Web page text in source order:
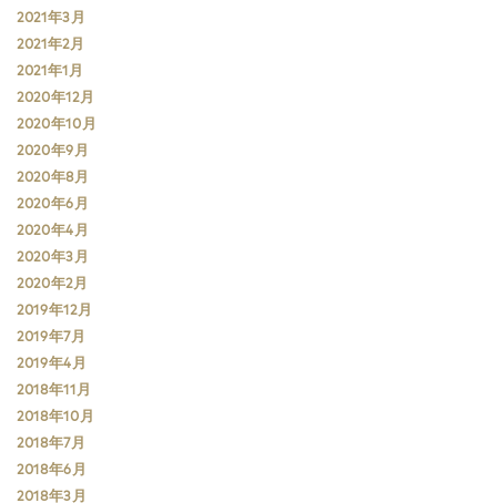
2021年3月
2021年2月
2021年1月
2020年12月
2020年10月
2020年9月
2020年8月
2020年6月
2020年4月
2020年3月
2020年2月
2019年12月
2019年7月
2019年4月
2018年11月
2018年10月
2018年7月
2018年6月
2018年3月